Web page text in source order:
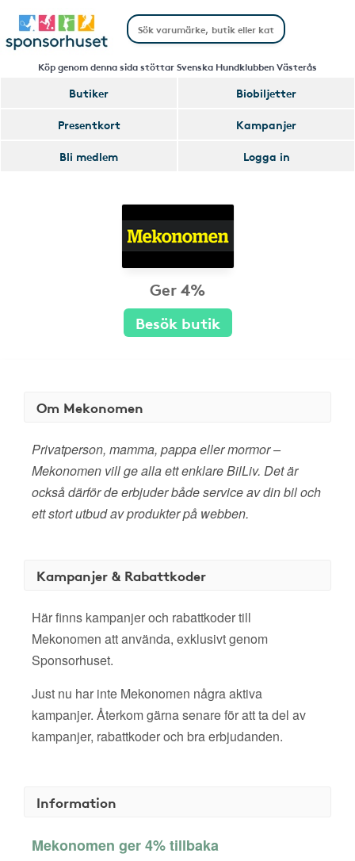
Köp genom denna sida stöttar Svenska Hundklubben Västerås
Butiker
Biobiljetter
Presentkort
Kampanjer
Bli medlem
Logga in
Ger 4%
Besök butik
Om Mekonomen
Privatperson, mamma, pappa eller mormor –
Mekonomen vill ge alla ett enklare BilLiv. Det är
också därför de erbjuder både service av din bil och
ett stort utbud av produkter på webben.
Kampanjer & Rabattkoder
Här finns kampanjer och rabattkoder till
Mekonomen att använda, exklusivt genom
Sponsorhuset.
Just nu har inte Mekonomen några aktiva
kampanjer. Återkom gärna senare för att ta del av
kampanjer, rabattkoder och bra erbjudanden.
Information
Mekonomen ger 4% tillbaka